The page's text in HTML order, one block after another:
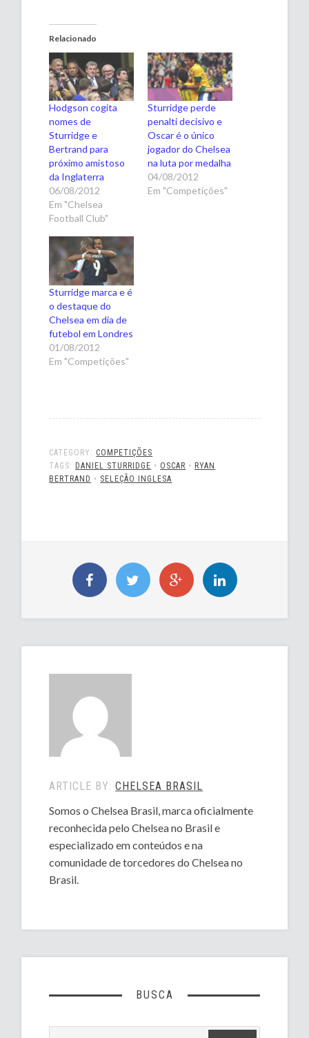
Relacionado
Hodgson cogita
nomes de
Sturridge e
Bertrand para
próximo amistoso
da Inglaterra
06/08/2012
Em "Chelsea
Football Club"
Sturridge perde
penalti decisivo e
Oscar é o único
jogador do Chelsea
na luta por medalha
04/08/2012
Em "Competições"
Sturridge marca e é
o destaque do
Chelsea em dia de
futebol em Londres
01/08/2012
Em "Competições"
CATEGORY: COMPETIÇÕES
TAGS: DANIEL STURRIDGE • OSCAR • RYAN
BERTRAND • SELEÇÃO INGLESA
ARTICLE BY:CHELSEA BRASIL
Somos o Chelsea Brasil, marca oficialmente
reconhecida pelo Chelsea no Brasil e
especializado em conteúdos e na
comunidade de torcedores do Chelsea no
Brasil.
BUSCA